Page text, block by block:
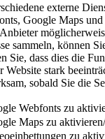
externe
Google Maps und
sammeln, können
Sie, dass dies die
Website stark
sobald Sie die
Webfonts zu
Maps zu
zu